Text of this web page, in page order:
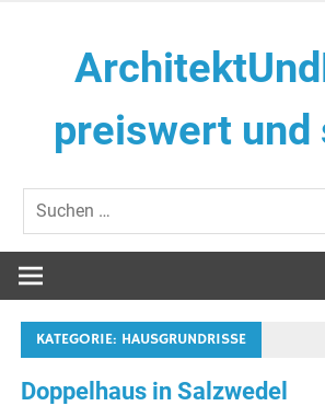
preiswert und
KATEGORIE: HAUSGRUNDRISSE
Doppelhaus in Salzwedel